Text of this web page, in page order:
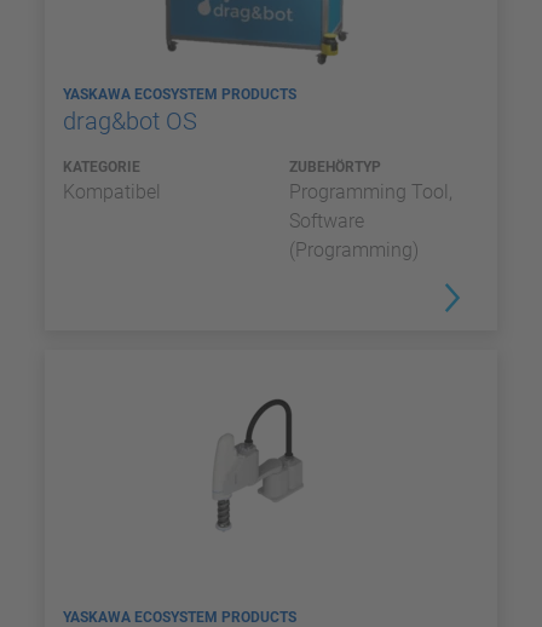
YASKAWA ECOSYSTEM PRODUCTS
drag&bot OS
KATEGORIE
Kompatibel
ZUBEHÖRTYP
Programming Tool,
Software
(Programming)
YASKAWA ECOSYSTEM PRODUCTS